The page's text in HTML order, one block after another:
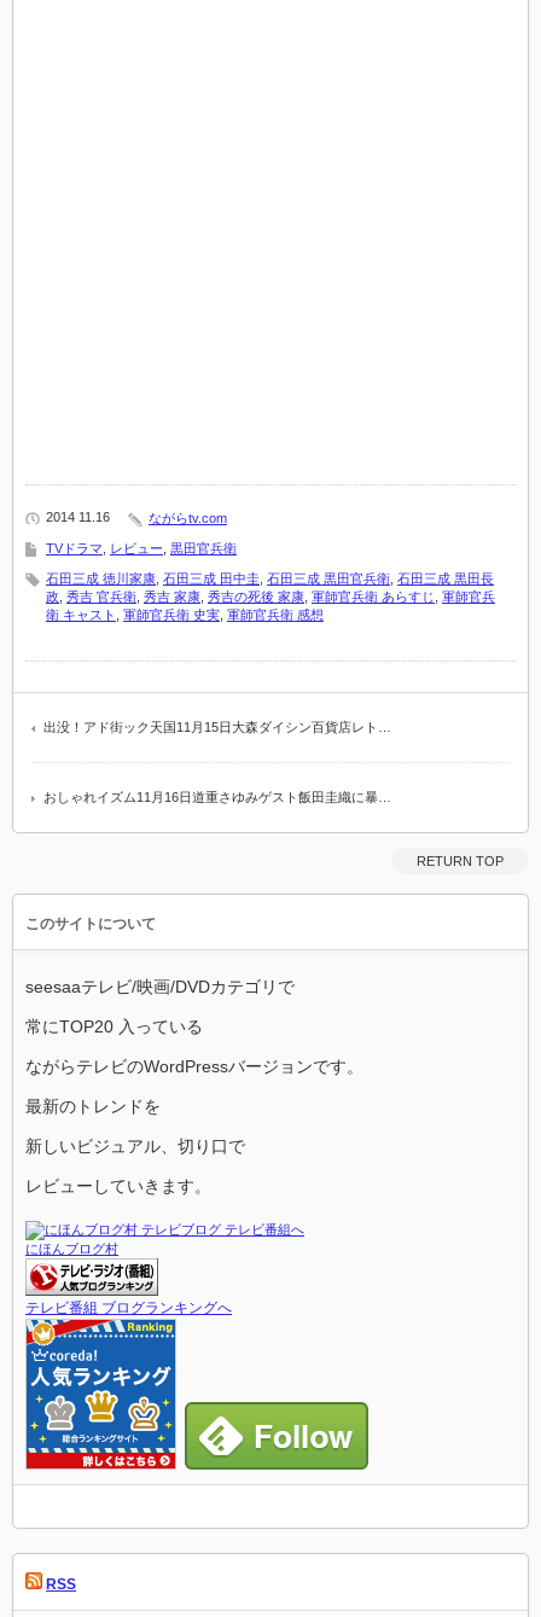
2014 11.16 ながらtv.com
TVドラマ レビュー 黒田官兵衛
石田三成 徳川家康 石田三成 田中圭 石田三成 黒田官兵衛 石田三成 黒田長
政 秀吉 官兵衛 秀吉 家康 秀吉の死後 家康 軍師官兵衛 あらすじ
軍師官兵
衛 キャスト
軍師官兵衛 史実 軍師官兵衛 感想
出没！アド街ック天国11月15日大森ダイシン百貨店レト…
おしゃれイズム11月16日道重さゆみゲスト飯田圭織に暴…
RETURN TOP
このサイトについて
seesaaテレビ/映画/DVDカテゴリで
常にTOP20 入っている
ながらテレビのWordPressバージョンです。
最新のトレンドを
新しいビジュアル、切り口で
レビューしていきます。
にほんブログ村
テレビ番組 ブログランキングへ
RSS